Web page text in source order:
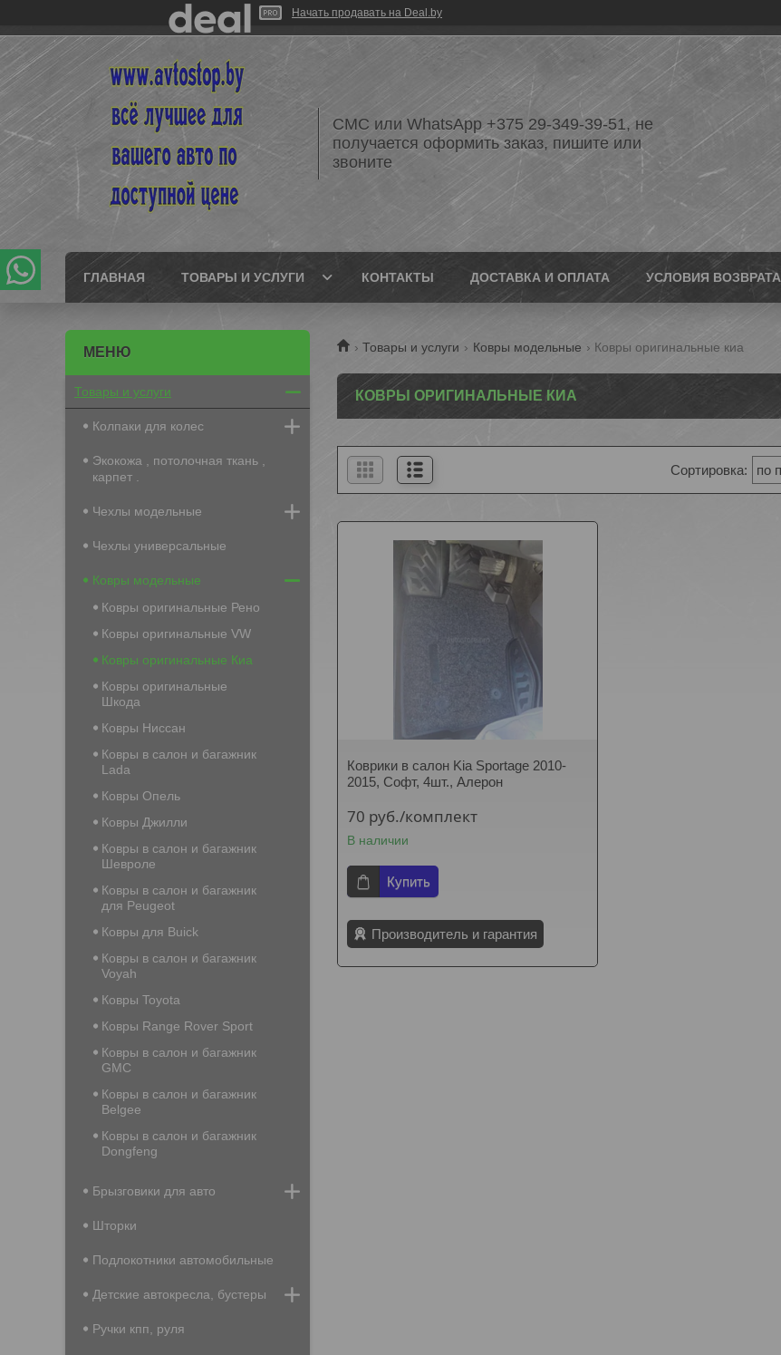
Начать продавать на Deal.by
СМС или WhatsApp +375 29-349-39-51, не
получается оформить заказ, пишите или
звоните
ГЛАВНАЯ ТОВАРЫ И УСЛУГИ КОНТАКТЫ ДОСТАВКА И ОПЛАТА УСЛОВИЯ ВОЗВРАТА
Товары и услуги Ковры модельные Ковры оригинальные киа
КОВРЫ ОРИГИНАЛЬНЫЕ КИА
Коврики в салон Kia Sportage 2010-
2015, Софт, 4шт., Алерон
70 руб./комплект
В наличии
Купить
Производитель и гарантия
Товары и услуги
Колпаки для колес
Экокожа , потолочная ткань ,
карпет .
Чехлы модельные
Чехлы универсальные
Ковры модельные
Ковры оригинальные Рено
Ковры оригинальные VW
Ковры оригинальные Киа
Ковры оригинальные
Шкода
Ковры Ниссан
Ковры в салон и багажник
Lada
Ковры Опель
Ковры Джилли
Ковры в салон и багажник
Шевроле
Ковры в салон и багажник
для Peugeot
Ковры для Buick
Ковры в салон и багажник
Voyah
Ковры Toyota
Ковры Range Rover Sport
Ковры в салон и багажник
GMC
Ковры в салон и багажник
Belgee
Ковры в салон и багажник
Dongfeng
Брызговики для авто
Шторки
Подлокотники автомобильные
Детские автокресла, бустеры
Ручки кпп, руля